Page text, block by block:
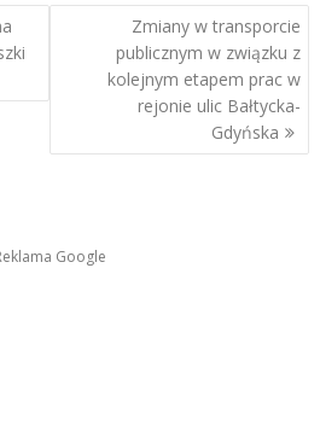
Zmiany w transporcie
publicznym w związku z
kolejnym etapem prac w
rejonie ulic Bałtycka-
Gdyńska
Google